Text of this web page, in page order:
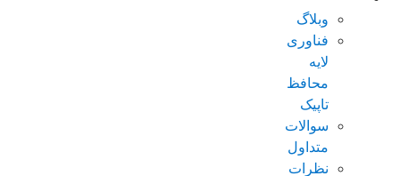
وبلاگ
فناوری
لایه
محافظ
تاپیک
سوالات
متداول
نظرات